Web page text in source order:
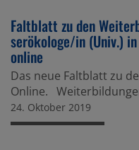
Faltblatt zu den
ser­öko­loge/in (Univ.)
online
Das neue Faltblatt zu
Online.
24. Oktober 2019